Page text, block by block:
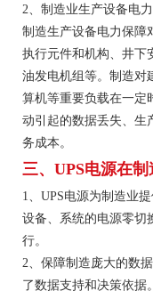
2、制造业生产设备电
制造生产设备电力保障
执行元件和机构、井下
油发电机组等。制造对
算机等重要负载在一定
动引起的数据丢失、生
务成本。
三、UPS电源在
1、UPS电源为制造业
设备、系统的电源零切
行。
2、保障制造庞大的数
了数据支持和决策依据。